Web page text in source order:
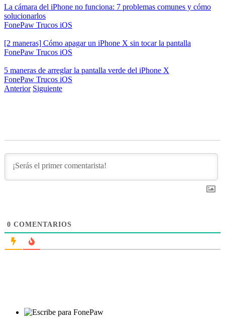
La cámara del iPhone no funciona: 7 problemas comunes y cómo
solucionarlos
FonePaw Trucos iOS
[2 maneras] Cómo apagar un iPhone X sin tocar la pantalla
FonePaw Trucos iOS
5 maneras de arreglar la pantalla verde del iPhone X
FonePaw Trucos iOS
Anterior Siguiente
0 COMENTARIOS